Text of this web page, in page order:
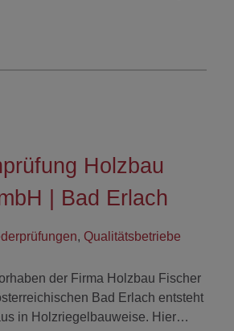
Holzbau
| Bad Erlach
, Qualitätsbetriebe
der Firma Holzbau Fischer
Bad Erlach entsteht
in Holzriegelbauweise. Hier…